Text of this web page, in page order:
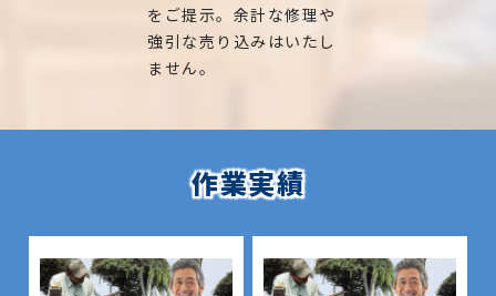
をご提示。余計な修理や
強引な売り込みはいたし
ません。
作業実績